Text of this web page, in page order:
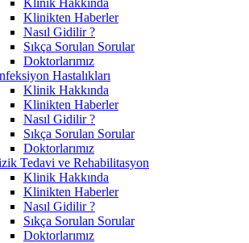
Klinikten Haberler
Nasıl Gidilir ?
Sıkça Sorulan Sorular
Doktorlarımız
Hastalıkları
Klinik Hakkında
Klinikten Haberler
Nasıl Gidilir ?
Sıkça Sorulan Sorular
Doktorlarımız
Tedavi ve Rehabilitasyon
Klinik Hakkında
Klinikten Haberler
Nasıl Gidilir ?
Sıkça Sorulan Sorular
Doktorlarımız